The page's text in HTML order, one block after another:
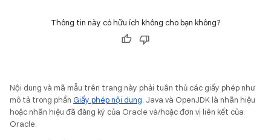
Thông tin này có hữu ích không cho bạn không?
Nội dung và mã mẫu trên trang này phải tuân thủ các giấy phép như
mô tả trong phần Giấy phép nội dung. Java và OpenJDK là nhãn hiệu
hoặc nhãn hiệu đã đăng ký của Oracle và/hoặc đơn vị liên kết của
Oracle.